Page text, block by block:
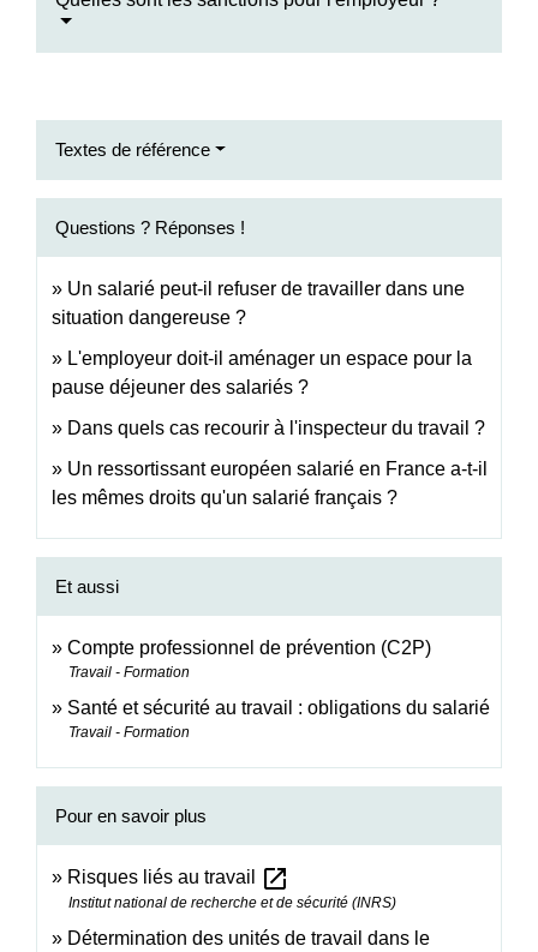
Textes de référence
Questions ? Réponses !
Un salarié peut-il refuser de travailler dans une
situation dangereuse ?
L'employeur doit-il aménager un espace pour la
pause déjeuner des salariés ?
Dans quels cas recourir à l'inspecteur du travail ?
Un ressortissant européen salarié en France a-t-il
les mêmes droits qu'un salarié français ?
Et aussi
Compte professionnel de prévention (C2P)
Travail - Formation
Santé et sécurité au travail : obligations du salarié
Travail - Formation
Pour en savoir plus
Risques liés au travail open_in_new
Institut national de recherche et de sécurité (INRS)
Détermination des unités de travail dans le